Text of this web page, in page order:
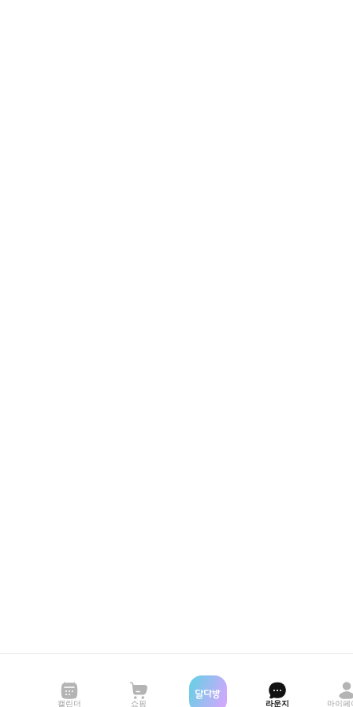
캘린더 쇼핑 라운지 마이페